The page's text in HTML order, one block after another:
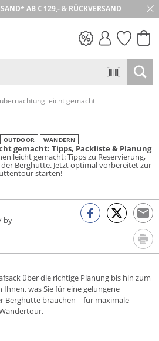
AB € 129,- & RÜCKVERSAND
leicht gemacht
OUTDOOR WANDERN
gemacht: Tipps, Packliste & Planung
leicht gemacht: Tipps zu Reservierung,
Berghütte. Jetzt optimal vorbereitet zur
starten!
by
über die richtige Planung bis hin zum
was Sie für eine gelungene
Berghütte brauchen – für maximale